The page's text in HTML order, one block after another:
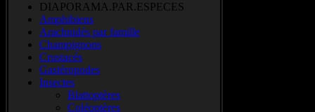
DIAPORAMA.PAR.ESPECES
Amphibiens
Arachnidés par famille
Champignons
Crustacés
Gastéropodes
Insectes
Blattoptères
Coléoptères